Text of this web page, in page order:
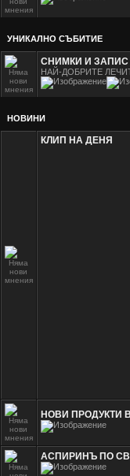
УНИКАЛНО СЪБИТИЕ
СНИМКИ И ЗАПИС
НАЙ-ДОБРИТЕ
НОВИНИ
КЛИП НА ДЕНЯ
НОВИ ПРОДУКТИ
АСПИРИНЪ ПО